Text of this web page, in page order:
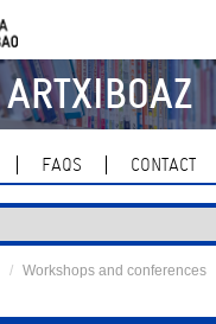
ARTXIBOAZ
FAQS CONTACT
Workshops and conferences